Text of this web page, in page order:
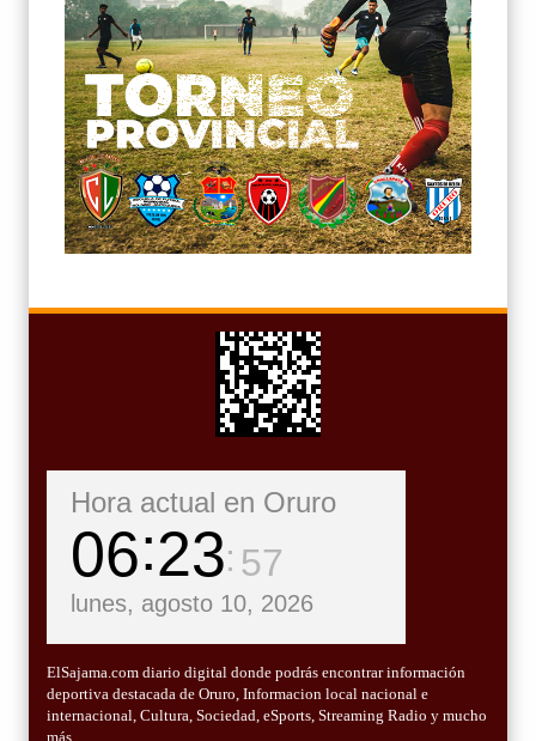
Hora actual en Oruro
06 23 58
lunes, agosto 10, 2026
ElSajama.com diario digital donde podrás encontrar información
deportiva destacada de Oruro, Informacion local nacional e
internacional, Cultura, Sociedad, eSports, Streaming Radio y mucho
más